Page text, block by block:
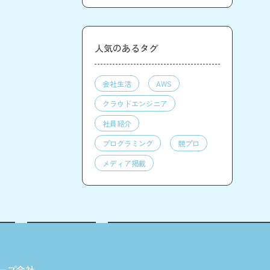
人気のあるタグ
会社生活
AWS
クラウドエンジニア
社員紹介
プログラミング
競プロ
メディア掲載